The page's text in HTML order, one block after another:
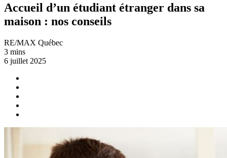
Accueil d’un étudiant étranger dans sa
maison : nos conseils
RE/MAX Québec
3 mins
6 juillet 2025